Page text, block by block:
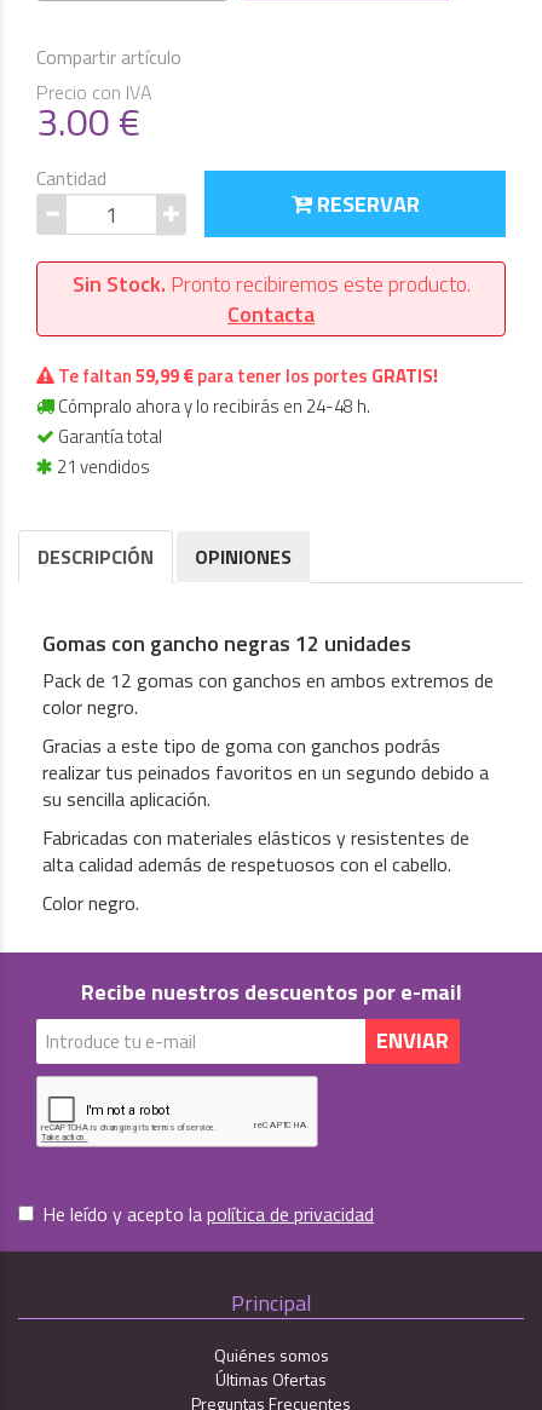
Compartir artículo
Precio con IVA
3.00€
Cantidad
RESERVAR
Sin Stock. Pronto recibiremos este producto.
Contacta
Te faltan59,99 €para tener los portes GRATIS!
Cómpralo ahora y lo recibirás en 24-48 h.
Garantía total
21 vendidos
DESCRIPCIÓN OPINIONES
Gomas con gancho negras 12 unidades
Pack de 12 gomas con ganchos en ambos extremos de
color negro.
Gracias a este tipo de goma con ganchos podrás
realizar tus peinados favoritos en un segundo debido a
su sencilla aplicación.
Fabricadas con materiales elásticos y resistentes de
alta calidad además de respetuosos con el cabello.
Color negro.
Recibe nuestros descuentos por e-mail
He leído y acepto lapolítica de privacidad
Principal
Quiénes somos
Últimas Ofertas
Preguntas Frecuentes